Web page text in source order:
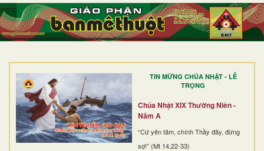
TIN MỪNG CHÚA NHẬT - LỄ
TRỌNG
Chúa Nhật XIX Thường Niên -
Năm A
“Cứ yên tâm, chính Thầy đây, đừng
sợ!” (Mt 14,22-33)
TRANG NHẤT
GIỚI THIỆU
DÒNG TU
BAN MỤC VỤ
ĐOÀN THỂ CG